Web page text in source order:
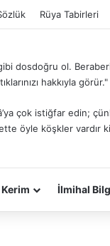
Rüya Tabirleri
dosdoğru ol.
hakkıyla
çok istiğfar edin;
öyle köşkler
İlmihal